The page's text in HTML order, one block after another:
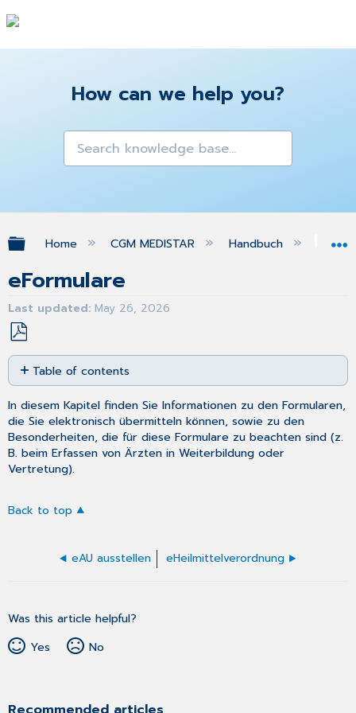
How can we help you?
Expand/collapse global hierarchy
Home CGM MEDISTAR Handbuch
eFormulare
Last updated May 26, 2026
Save
as
PDF
Table of contents
No
headers
In diesem Kapitel finden Sie Informationen zu den Formularen,
die Sie elektronisch übermitteln können, sowie zu den
Besonderheiten, die für diese Formulare zu beachten sind (z.
B. beim Erfassen von Ärzten in Weiterbildung oder
Vertretung).
Back to top
eAU ausstellen eHeilmittelverordnung
Was this article helpful?
Yes
No